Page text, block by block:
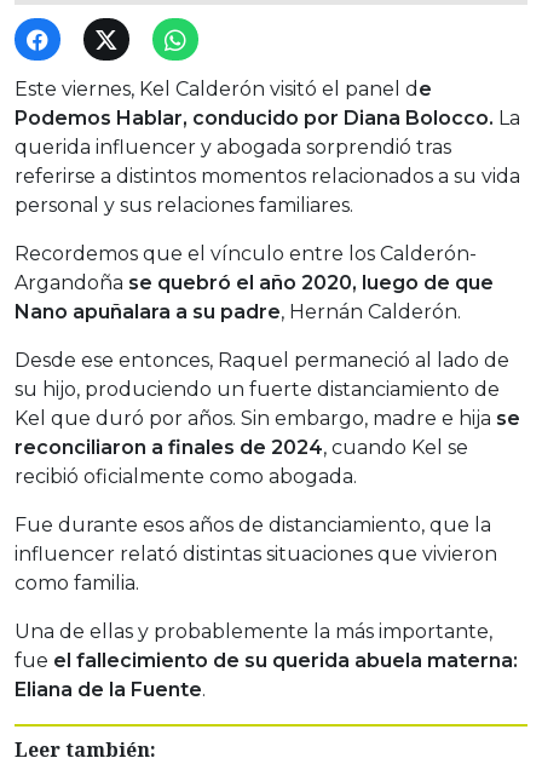
Este viernes, Kel Calderón visitó el panel d e
Podemos Hablar, conducido por Diana Bolocco. La
querida influencer y abogada sorprendió tras
referirse a distintos momentos relacionados a su vida
personal y sus relaciones familiares.
Recordemos que el vínculo entre los Calderón-
Argandoña se quebró el año 2020, luego de que
Nano apuñalara a su padre, Hernán Calderón.
Desde ese entonces, Raquel permaneció al lado de
su hijo, produciendo un fuerte distanciamiento de
Kel que duró por años. Sin embargo, madre e hija se
reconciliaron a finales de 2024, cuando Kel se
recibió oficialmente como abogada.
Fue durante esos años de distanciamiento, que la
influencer relató distintas situaciones que vivieron
como familia.
Una de ellas y probablemente la más importante,
fue el fallecimiento de su querida abuela materna:
Eliana de la Fuente.
Leer también: